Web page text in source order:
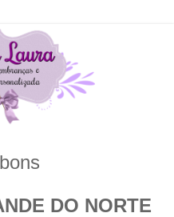
DO NORTE